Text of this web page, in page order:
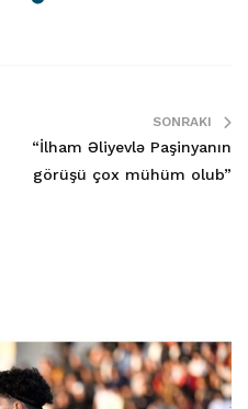
SONRAKI
“İlham Əliyevlə Paşinyanın
görüşü çox mühüm olub”